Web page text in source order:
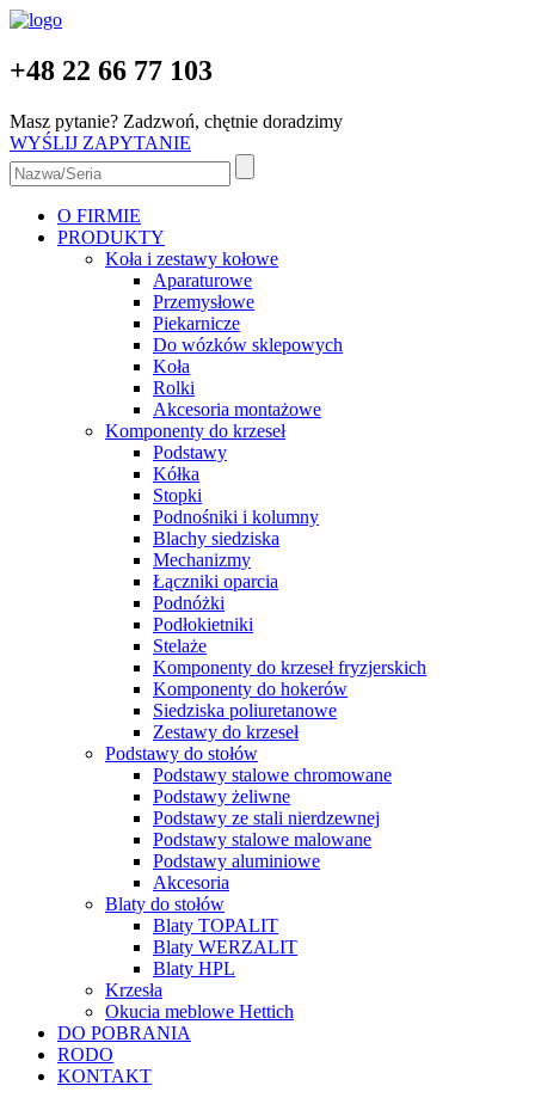
+48 22 66 77 103
Masz pytanie? Zadzwoń, chętnie doradzimy
WYŚLIJ ZAPYTANIE
O FIRMIE
PRODUKTY
Koła i zestawy kołowe
Aparaturowe
Przemysłowe
Piekarnicze
Do wózków sklepowych
Koła
Rolki
Akcesoria montażowe
Komponenty do krzeseł
Podstawy
Kółka
Stopki
Podnośniki i kolumny
Blachy siedziska
Mechanizmy
Łączniki oparcia
Podnóżki
Podłokietniki
Stelaże
Komponenty do krzeseł fryzjerskich
Komponenty do hokerów
Siedziska poliuretanowe
Zestawy do krzeseł
Podstawy do stołów
Podstawy stalowe chromowane
Podstawy żeliwne
Podstawy ze stali nierdzewnej
Podstawy stalowe malowane
Podstawy aluminiowe
Akcesoria
Blaty do stołów
Blaty TOPALIT
Blaty WERZALIT
Blaty HPL
Krzesła
Okucia meblowe Hettich
DO POBRANIA
RODO
KONTAKT